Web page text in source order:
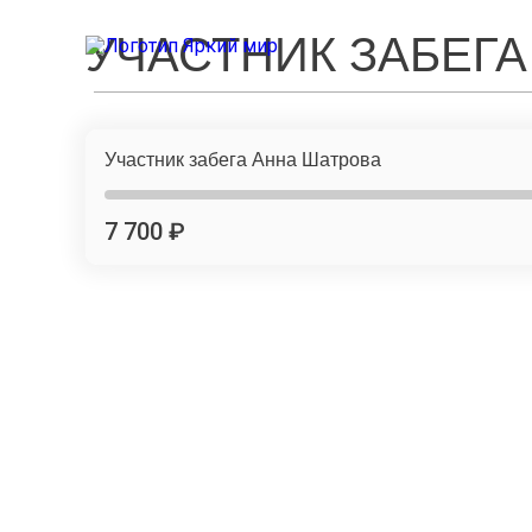
УЧАСТНИК
Участник забега Анна Шатрова
7 700 ₽